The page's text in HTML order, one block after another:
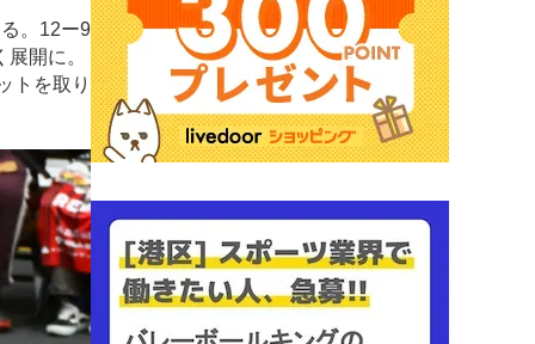
。12ー9
開に。
トを取り